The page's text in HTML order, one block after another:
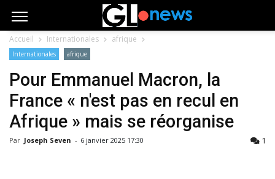
Accueil Internationales afrique
Internationales afrique
Pour Emmanuel Macron, la
France « n'est pas en recul en
Afrique » mais se réorganise
Par Joseph Seven - 6 janvier 2025 17:30 1